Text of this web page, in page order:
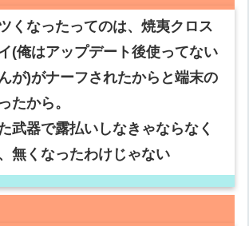
くなったってのは、焼夷クロス
(俺はアップデート後使ってない
が)がナーフされたからと端末の
たから。
武器で露払いしなきゃならなく
無くなったわけじゃない